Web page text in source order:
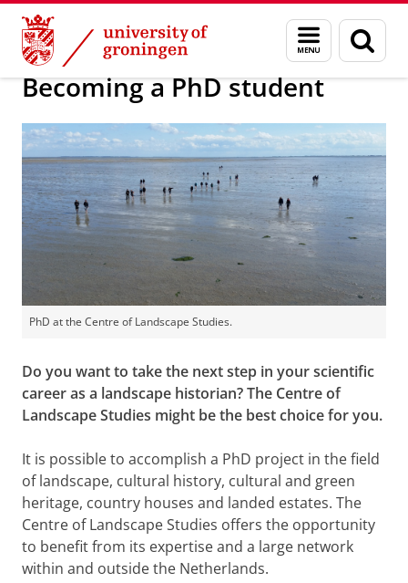
Skip
Content
Skip
Navigation
Menu
and
search
page
Research For PhD Students
Becoming a PhD student
PhD at the Centre of Landscape Studies.
Do you want to take the next step in your scientific
career as a landscape historian? The Centre of
Landscape Studies might be the best choice for you.
It is possible to accomplish a PhD project in the field
of landscape, cultural history, cultural and green
heritage, country houses and landed estates. The
Centre of Landscape Studies offers the opportunity
to benefit from its expertise and a large network
within and outside the Netherlands.